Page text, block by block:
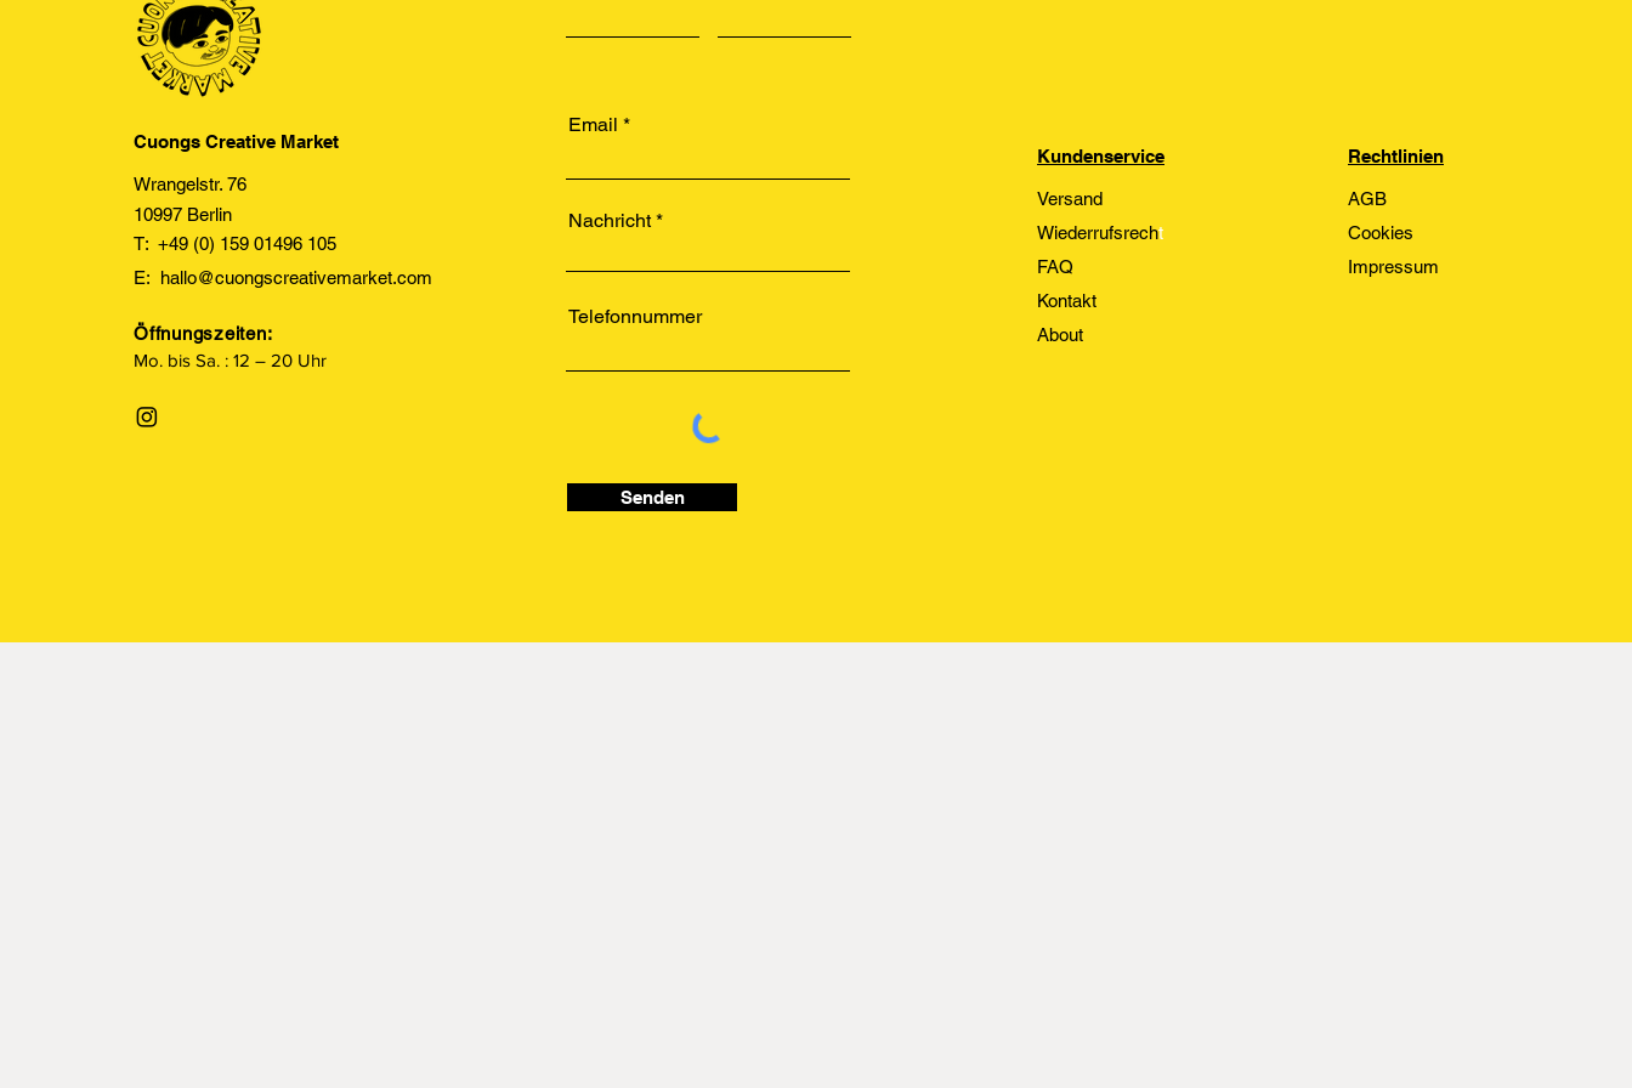
Cuongs Creative Market
Wrangelstr. 76
10997 Berlin
T: +49 (0) 159 01496 105
E: hallo@cuongscreativemarket.com
Öffnungszeiten:
Mo. bis Sa. : 12 – 20 Uhr
Email
Nachricht
Telefonnummer
Senden
Kundenservice
Versand
Wiederrufsrecht
FAQ
Kontakt
About
Rechtlinien
AGB
Cookies
Impressum